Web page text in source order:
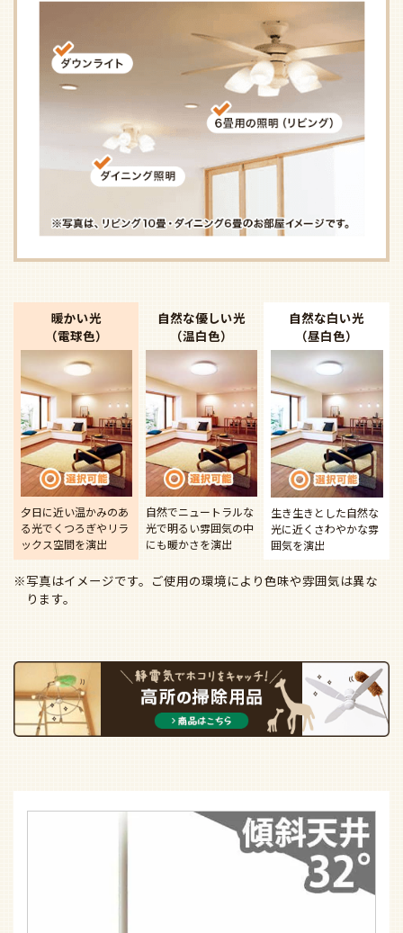
暖かい光
（電球色）
夕日に近い温かみのあ
る光でくつろぎやリラ
ックス空間を演出
自然な優しい光
（温白色）
自然でニュートラルな
光で明るい雰囲気の中
にも暖かさを演出
自然な白い光
（昼白色）
生き生きとした自然な
光に近く さわやかな雰
囲気を演出
※写真はイメージです。ご使用の環境により色味や雰囲気は異な
ります。